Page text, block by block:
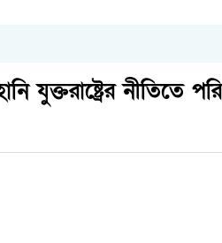
যুক্তরাষ্ট্রের নীতিতে